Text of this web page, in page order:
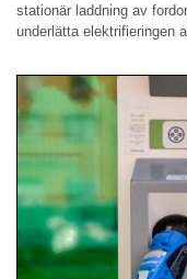
stationär laddning av
underlätta elektrifieringen